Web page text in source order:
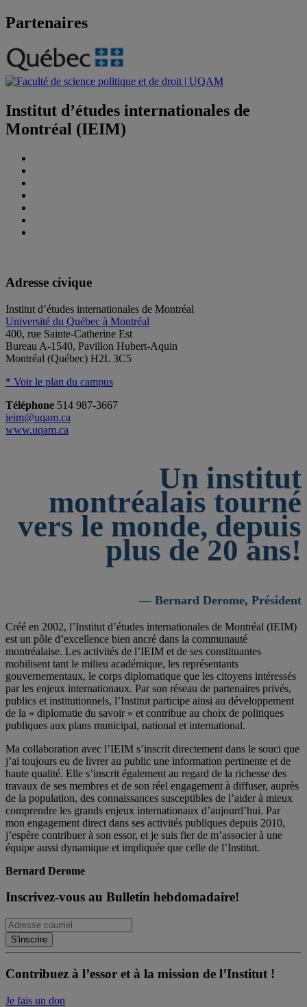
Partenaires
Institut d’études internationales de
Montréal (IEIM)
Adresse civique
Institut d’études internationales de Montréal
Université du Québec à Montréal
400, rue Sainte-Catherine Est
Bureau A-1540, Pavillon Hubert-Aquin
Montréal (Québec) H2L 3C5
* Voir le plan du campus
Téléphone 514 987-3667
ieim@uqam.ca
www.uqam.ca
Un institut
montréalais tourné
vers le monde, depuis
plus de 20 ans!
— Bernard Derome, Président
Créé en 2002, l’Institut d’études internationales de Montréal (IEIM)
est un pôle d’excellence bien ancré dans la communauté
montréalaise. Les activités de l’IEIM et de ses constituantes
mobilisent tant le milieu académique, les représentants
gouvernementaux, le corps diplomatique que les citoyens intéressés
par les enjeux internationaux. Par son réseau de partenaires privés,
publics et institutionnels, l’Institut participe ainsi au développement
de la « diplomatie du savoir » et contribue au choix de politiques
publiques aux plans municipal, national et international.
Ma collaboration avec l’IEIM s’inscrit directement dans le souci que
j’ai toujours eu de livrer au public une information pertinente et de
haute qualité. Elle s’inscrit également au regard de la richesse des
travaux de ses membres et de son réel engagement à diffuser, auprès
de la population, des connaissances susceptibles de l’aider à mieux
comprendre les grands enjeux internationaux d’aujourd’hui. Par
mon engagement direct dans ses activités publiques depuis 2010,
j’espère contribuer à son essor, et je suis fier de m’associer à une
équipe aussi dynamique et impliquée que celle de l’Institut.
Bernard Derome
Inscrivez-vous au Bulletin hebdomadaire!
Contribuez à l’essor et à la mission de l’Institut !
Je fais un don